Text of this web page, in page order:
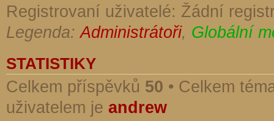
Registrovaní uživatelé: Žádní
Legenda:Administrátoři, Globální
STATISTIKY
Celkem příspěvků 50 • Celkem
uživatelem je andrew